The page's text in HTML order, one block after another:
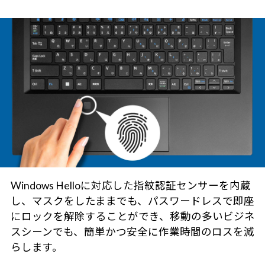
Windows Helloに対応した指紋認証センサーを内蔵
し、マスクをしたままでも、パスワードレスで即座
にロックを解除することができ、移動の多いビジネ
スシーンでも、簡単かつ安全に作業時間のロスを減
らします。